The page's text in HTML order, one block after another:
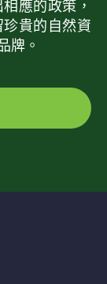
應的政策，
貴的自然資
牌。